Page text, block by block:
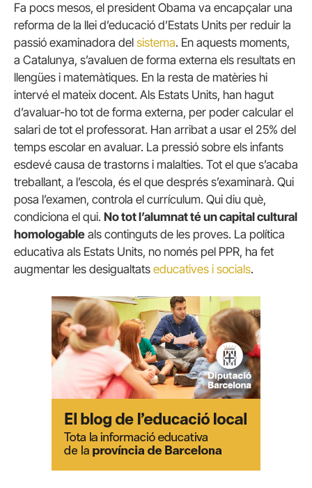
Fa pocs mesos, el president Obama va encapçalar una
reforma de la llei d’educació d’Estats Units per reduir la
passió examinadora del sistema. En aquests moments,
a Catalunya, s’avaluen de forma externa els resultats en
llengües i matemàtiques. En la resta de matèries hi
intervé el mateix docent. Als Estats Units, han hagut
d’avaluar-ho tot de forma externa, per poder calcular el
salari de tot el professorat. Han arribat a usar el 25% del
temps escolar en avaluar. La pressió sobre els infants
esdevé causa de trastorns i malalties. Tot el que s’acaba
treballant, a l’escola, és el que després s’examinarà. Qui
posa l’examen, controla el currículum. Qui diu què,
condiciona el qui. No tot l’alumnat té un capital cultural
homologable als continguts de les proves. La política
educativa als Estats Units, no només pel PPR, ha fet
augmentar les desigualtats educatives i socials.